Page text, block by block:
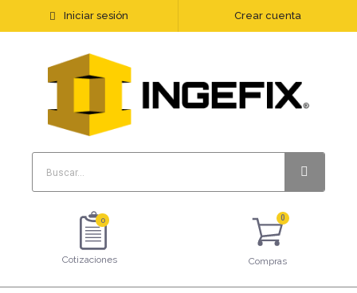
Iniciar sesión Crear cuenta
0
Cotizaciones Compras